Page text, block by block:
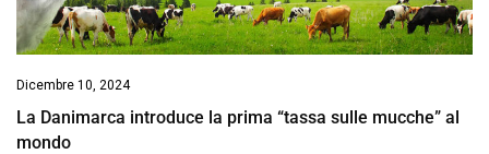
Dicembre 10, 2024
La Danimarca introduce la prima “tassa sulle mucche” al
mondo